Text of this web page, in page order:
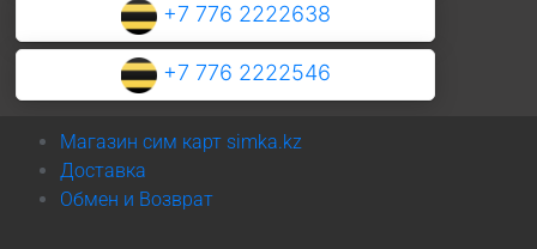
+7 776 2222638
+7 776 2222546
Магазин сим карт simka.kz
Доставка
Обмен и Возврат